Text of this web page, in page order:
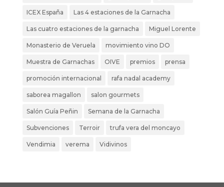
ICEX España Las 4 estaciones de la Garnacha
Las cuatro estaciones de la garnacha Miguel Lorente
Monasterio de Veruela movimiento vino DO
Muestra de Garnachas OIVE premios prensa
promoción internacional rafa nadal academy
saborea magallon salon gourmets
Salón Guía Peñin Semana de la Garnacha
Subvenciones Terroir trufa vera del moncayo
Vendimia verema Vidivinos